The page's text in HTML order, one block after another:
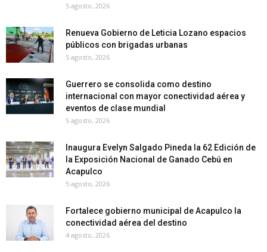
5 agosto, 2026
Renueva Gobierno de Leticia Lozano espacios
públicos con brigadas urbanas
5 agosto, 2026
Guerrero se consolida como destino
internacional con mayor conectividad aérea y
eventos de clase mundial
5 agosto, 2026
Inaugura Evelyn Salgado Pineda la 62 Edición de
la Exposición Nacional de Ganado Cebú en
Acapulco
5 agosto, 2026
Fortalece gobierno municipal de Acapulco la
conectividad aérea del destino
4 agosto, 2026